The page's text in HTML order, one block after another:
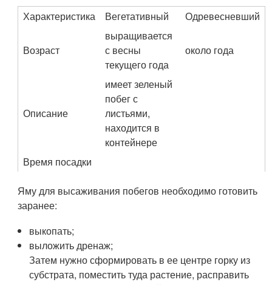
Характеристика
Вегетативный Одревесневший
Возраст
выращивается
с весны
текущего года
около года
Описание
имеет зеленый
побег с
листьями,
находится в
контейнере
Время посадки
Яму для высаживания побегов необходимо готовить
заранее:
выкопать;
выложить дренаж;
Затем нужно сформировать в ее центре горку из
субстрата, поместить туда растение, расправить